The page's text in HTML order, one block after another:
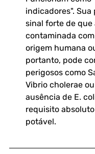
indicadores". Sua
sinal forte de que
contaminada
origem humana
portanto, pode
perigosos como
Vibrio cholerae
ausência de E.
requisito
potável.